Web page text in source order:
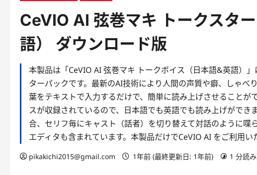
CeVIO AI 弦巻マキ トークスタ
語） ダウンロード版
本製品は「CeVIO AI 弦巻マキ トークボイス（日本語&英語）
ターパックです。最新のAI技術により人間の声質や癖、しゃべ
葉をテキストで入力するだけで、簡単に読み上げさせることが
スが収録されているので、日本語でも英語でも読み上げができ
合、セリフ毎にキャスト（話者）を切り替えて対話のように
エディタも含まれています。本製品だけでCeVIO AI をご利用い
pikakichi2015@gmail.com 1年前 (最終更新日: 1年前) 1 分読